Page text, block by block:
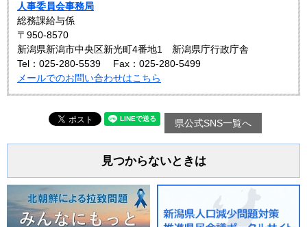
人事委員会事務局
総務課給与係
〒950-8570
新潟県新潟市中央区新光町4番地1 新潟県庁行政庁舎
Tel：025-280-5539
Fax：025-280-5499
メールでのお問い合わせはこちら
県公式SNS一覧へ
見つからないときは